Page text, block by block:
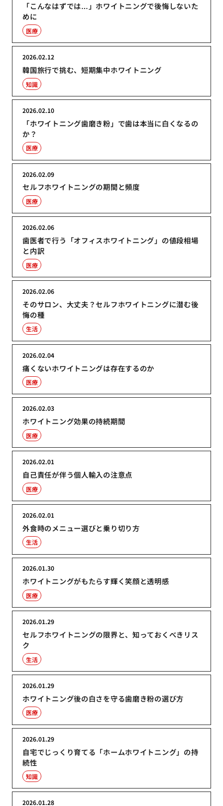
「こんなはずでは…」ホワイトニングで後悔しないた
めに
医療
韓国旅行で挑む、短期集中ホワイトニング
2026.02.12
知識
「ホワイトニング歯磨き粉」で歯は本当に白くなるの
か？
2026.02.10
医療
セルフホワイトニングの期間と頻度
2026.02.09
医療
歯医者で行う「オフィスホワイトニング」の値段相場
と内訳
2026.02.06
医療
そのサロン、大丈夫？セルフホワイトニングに潜む後
悔の種
2026.02.06
生活
痛くないホワイトニングは存在するのか
2026.02.04
医療
ホワイトニング効果の持続期間
2026.02.03
医療
自己責任が伴う個人輸入の注意点
2026.02.01
医療
外食時のメニュー選びと乗り切り方
2026.02.01
生活
ホワイトニングがもたらす輝く笑顔と透明感
2026.01.30
医療
セルフホワイトニングの限界と、知っておくべきリス
ク
2026.01.29
生活
ホワイトニング後の白さを守る歯磨き粉の選び方
2026.01.29
医療
自宅でじっくり育てる「ホームホワイトニング」の持
続性
2026.01.29
知識
2026.01.28